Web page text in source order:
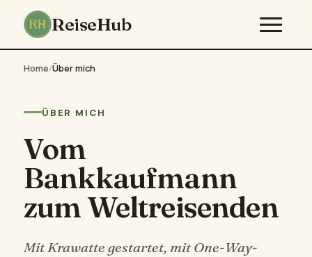
ReiseHub
Home/Über mich
ÜBER MICH
Vom
Bankkaufmann
zum Weltreisenden
Mit Krawatte gestartet, mit One-Way-